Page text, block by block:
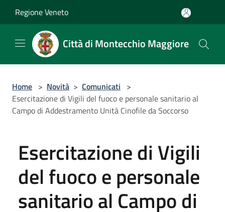
Regione Veneto
Città di Montecchio Maggiore
Home > Novità > Comunicati >
Esercitazione di Vigili del fuoco e personale sanitario al
Campo di Addestramento Unità Cinofile da Soccorso
Esercitazione di Vigili
del fuoco e personale
sanitario al Campo di